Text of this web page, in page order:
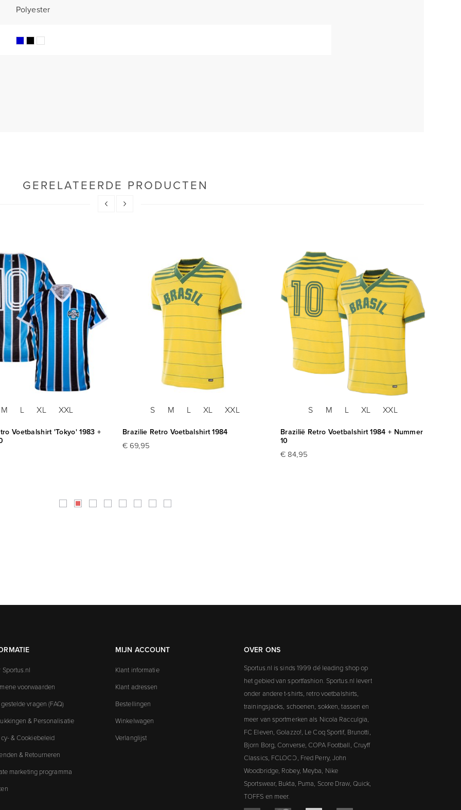
Polyester
GERELATEERDE PRODUCTEN
M L XL XXL
Voetbalshirt 'Tokyo' 1983 +
S M L XL XXL
Brazilie Retro Voetbalshirt 1984
€ 69,95
S M L XL XXL
Brazilië Retro Voetbalshirt 1984 + Nummer
10
€ 84,95
Sportus.nl
voorwaarden
vragen (FAQ)
& Personalisatie
& Cookiebeleid
& Retourneren
marketing programma
MIJN ACCOUNT
Klant informatie
Klant adressen
Bestellingen
Winkelwagen
Verlanglijst
OVER ONS
Sportus.nl is sinds 1999 dé leading shop op
het gebied van sportfashion. Sportus.nl levert
onder andere t-shirts, retro voetbalshirts,
trainingsjacks, schoenen, sokken, tassen en
meer van sportmerken als Nicola Racculgia,
FC Eleven, Golazzo!, Le Coq Sportif, Brunotti,
Bjorn Borg, Converse, COPA Football, Cruyff
Classics, FCLOCO, Fred Perry, John
Woodbridge, Robey, Meyba, Nike
Sportswear, Bukta, Puma, Score Draw, Quick,
TOFFS en meer.